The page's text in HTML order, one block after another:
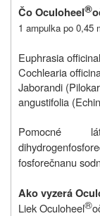
Čo Oculoheel®
1 ampulka po 0,45
Euphrasia
Cochlearia
Jaborandi
angustifolia
Pomocné
fosforečnanu
Ako vyzerá
Liek Oculoheel®